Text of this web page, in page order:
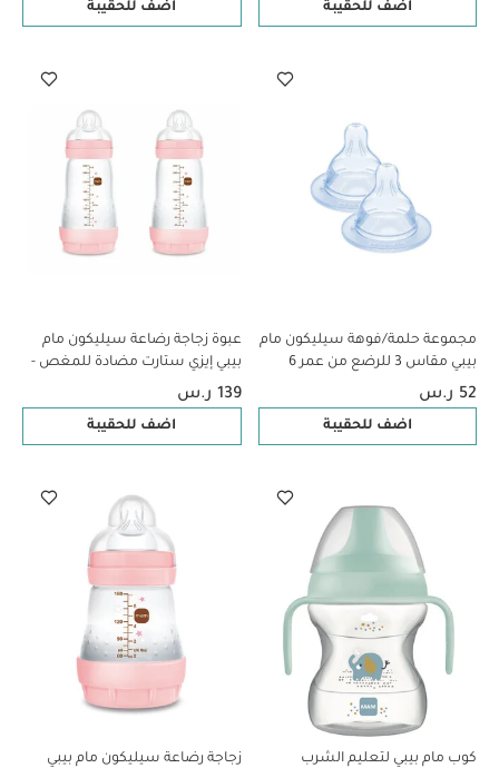
اضف للحقيبة اضف للحقيبة
مجموعة حلمة/فوهة سيليكون مام
بيبي مقاس 3 للرضع من عمر 6
أشهر فما فوق | شفاف – عبوة
قطعتين
52 ر.س
اضف للحقيبة
عبوة زجاجة رضاعة سيليكون مام
بيبي إيزي ستارت مضادة للمغص -
لايف بينك وبيج - 260 مل -
139 ر.س
اضف للحقيبة
كوب مام بيبي لتعليم الشرب
زجاجة رضاعة سيليكون مام بيبي